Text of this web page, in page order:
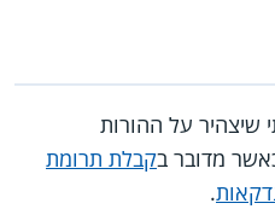
שיצהיר על ההורות
מדובר בקבלת תרומת
.